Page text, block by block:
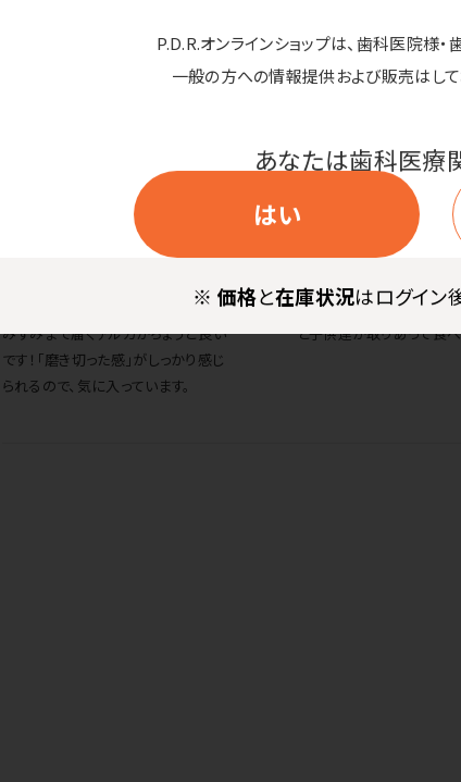
P.D.R.オンラインショップは、歯科医院様
一般の方への情報提供および販売はして
あなたは歯科医療
はい
※ 価格と在庫状況はログイン
商品を見る
きます）の僕には、ヘッドが小さくてす
みずみまで届くアルカがちょうど良い
です！「磨き切った感」がしっかり感じ
られるので、気に入っています。
国産無農薬キクラゲ（
商品を見る
スタッフの声
っとめんどくさいですが
と子供達が取りあって食べ